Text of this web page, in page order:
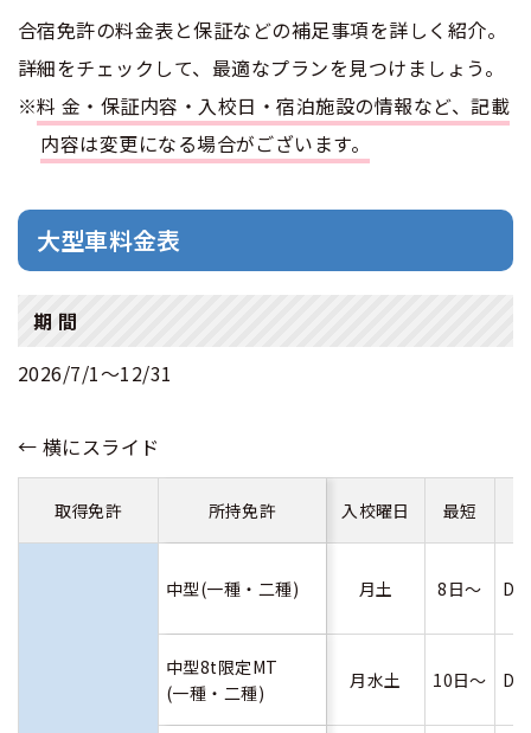
大型二種
合宿免許に必要な持ち物
合宿免許 体験談・口コミ
合宿免許 よくある質問
まるわかり！合宿免許Q＆A
大特 けん引
普通二種 中型二種
大型二種
合宿免許の料金表と保証などの補足事項を詳しく紹介。
詳細をチェックして、最適なプランを見つけましょう。
※料金・保証内容・入校日・宿泊施設の情報など、記載
内容は変更になる場合がございます。
大型車料金表
期 間
2026/7/1〜12/31
取得免許 所持免許 入校曜日 最短
中型(一種・二種) 月土 8日～
中型8t限定MT
(一種・二種)
月水土 10日～